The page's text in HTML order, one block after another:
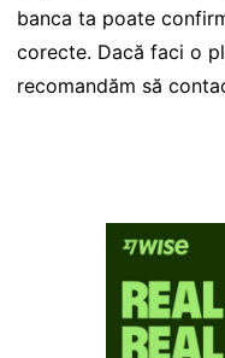
banca ta poate
corecte. Dacă faci o
recomandăm să